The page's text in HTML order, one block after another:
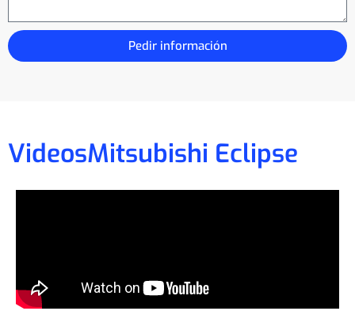
Pedir información
VideosMitsubishi Eclipse